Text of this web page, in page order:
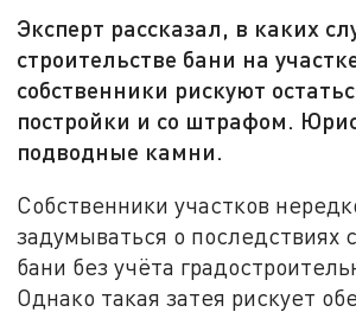
Эксперт рассказал, в каких
строительстве бани на
собственники рискуют
постройки и со штрафом.
подводные камни.
Собственники участков
задумываться о последствиях
бани без учёта
Однако такая затея рискует